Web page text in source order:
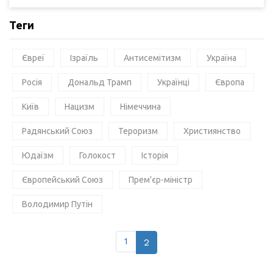
Теги
Євреї Ізраїль Антисемітизм Україна
Росія Дональд Трамп Українці Європа
Київ Нацизм Німеччина
Радянський Союз Тероризм Християнство
Юдаїзм Голокост Історія
Європейський Союз Прем'єр-міністр
Володимир Путін
1 2